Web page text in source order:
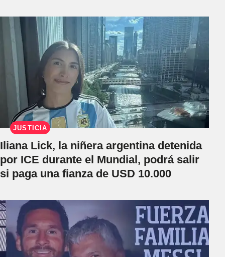
JUSTICIA
Iliana Lick, la niñera argentina detenida
por ICE durante el Mundial, podrá salir
si paga una fianza de USD 10.000